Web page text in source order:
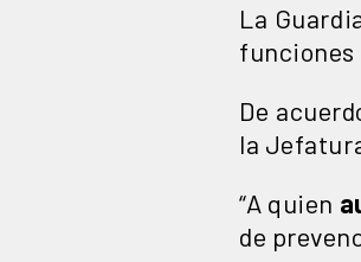
La
funciones
De
la
“A quien
de